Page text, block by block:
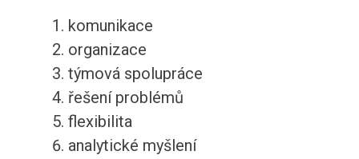
komunikace
organizace
týmová spolupráce
řešení problémů
flexibilita
analytické myšlení